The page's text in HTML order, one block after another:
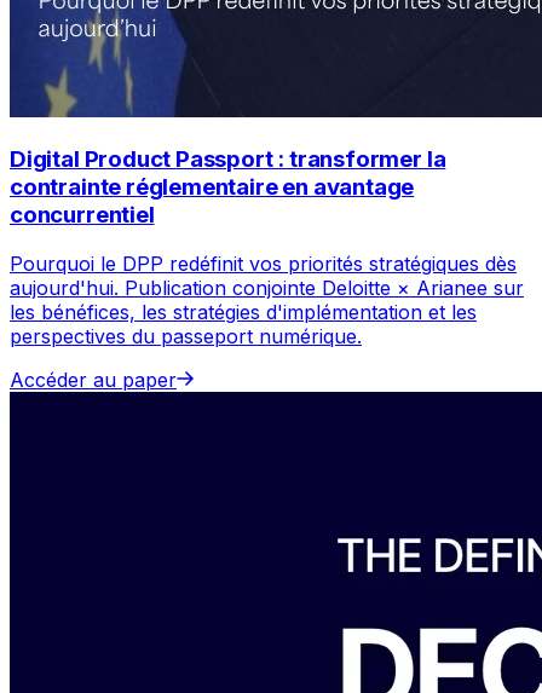
Digital Product Passport : transformer la
contrainte réglementaire en avantage
concurrentiel
Pourquoi le DPP redéfinit vos priorités stratégiques dès
aujourd'hui. Publication conjointe Deloitte × Arianee sur
les bénéfices, les stratégies d'implémentation et les
perspectives du passeport numérique.
Accéder au paper